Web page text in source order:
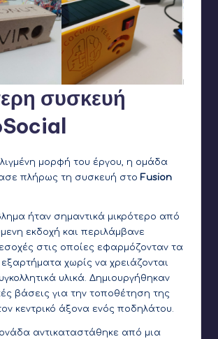
συσκευή
μορφή του έργου, η ομάδα
πλήρως τη συσκευή στο Fusion
ήταν σημαντικά μικρότερο από
εκδοχή και περιλάμβανε
στις οποίες εφαρμόζονταν τα
εξαρτήματα χωρίς να χρειάζονται
υλικά. Δημιουργήθηκαν
βάσεις για την τοποθέτηση της
κεντρικό άξονα ενός ποδηλάτου.
αντικαταστάθηκε από μια